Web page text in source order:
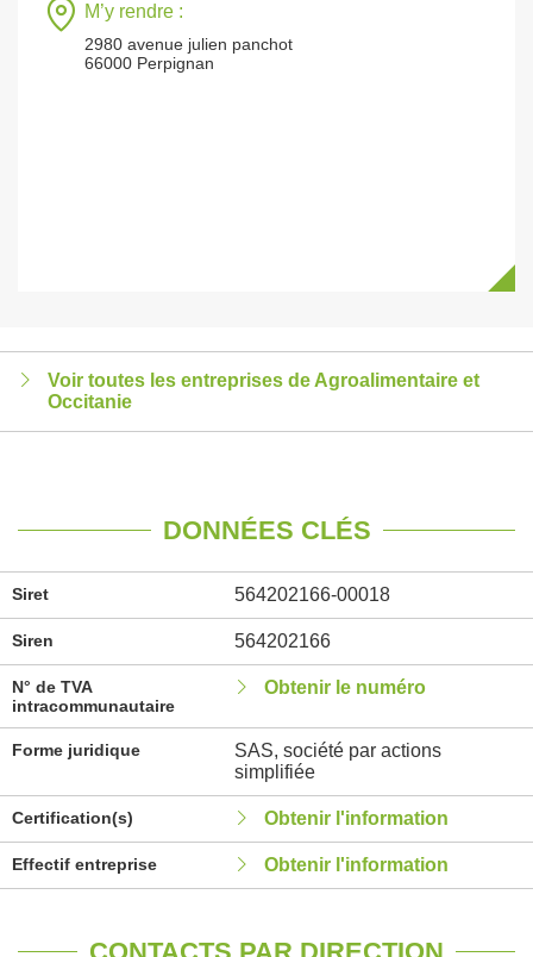
M’y rendre :
2980 avenue julien panchot
66000 Perpignan
Voir toutes les entreprises de Agroalimentaire et
Occitanie
DONNÉES CLÉS
Siret 564202166-00018
Siren 564202166
N° de TVA
intracommunautaire
Obtenir le numéro
Forme juridique
SAS, société par actions
simplifiée
Certification(s) Obtenir l'information
Effectif entreprise Obtenir l'information